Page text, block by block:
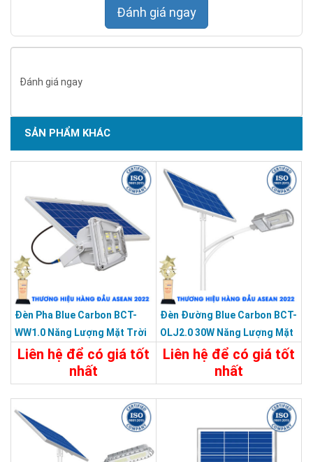
Đánh giá ngay
Đánh giá ngay
SẢN PHẨM KHÁC
Đèn Pha Blue Carbon BCT-
WW1.0 Năng Lượng Mặt Trời
Liên hệ để có giá tốt
nhất
Đèn Đường Blue Carbon BCT-
OLJ2.0 30W Năng Lượng Mặt
Trời
Liên hệ để có giá tốt
nhất
3.500.000đ
Đặt Mua